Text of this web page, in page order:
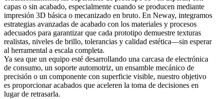
capas o sin acabado, especialmente cuando se producen mediante
impresión 3D básica o mecanizado en bruto. En Neway, integramos
estrategias avanzadas de acabado con los materiales y procesos
adecuados para garantizar que cada prototipo demuestre texturas
realistas, niveles de brillo, tolerancias y calidad estética—sin esperar
al herramental a escala completa.
Ya sea que un equipo esté desarrollando una carcasa de electrónica
de consumo, un soporte automotriz, un ensamble mecánico de
precisión o un componente con superficie visible, nuestro objetivo
es proporcionar acabados que aceleren la toma de decisiones en
lugar de retrasarla.